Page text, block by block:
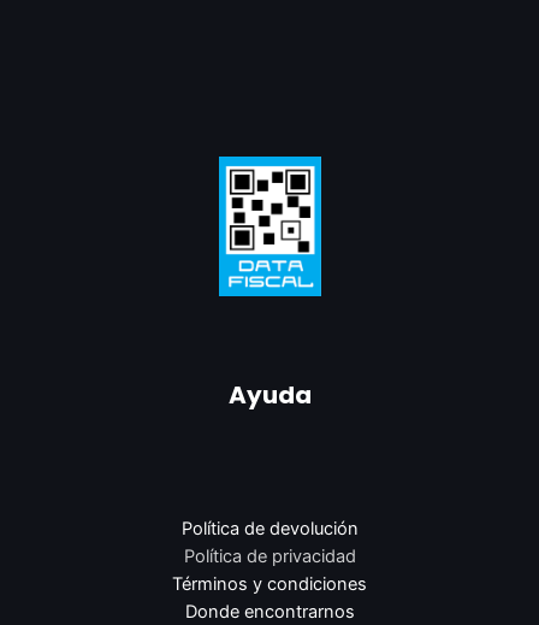
Ayuda
Política de devolución
Política de privacidad
Términos y condiciones
Donde encontrarnos